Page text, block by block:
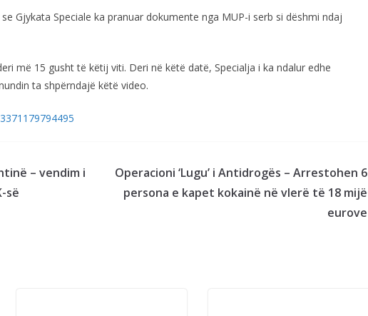
Gjykata Speciale ka pranuar dokumente nga MUP-i serb si dëshmi ndaj
më 15 gusht të këtij viti. Deri në këtë datë, Specialja i ka ndalur edhe
ta shpërndajë këtë video.
– vendim i
së
Operacioni ‘Lugu’ i Antidrogës – Arrestohen 6
persona e kapet kokainë në vlerë të 18 mijë
eurove